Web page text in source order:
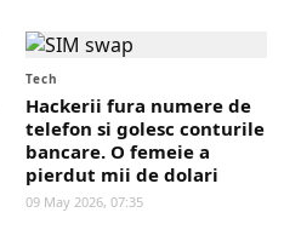
Tech
Hackerii fura numere de
telefon si golesc conturile
bancare. O femeie a
pierdut mii de dolari
09 May 2026, 07:35